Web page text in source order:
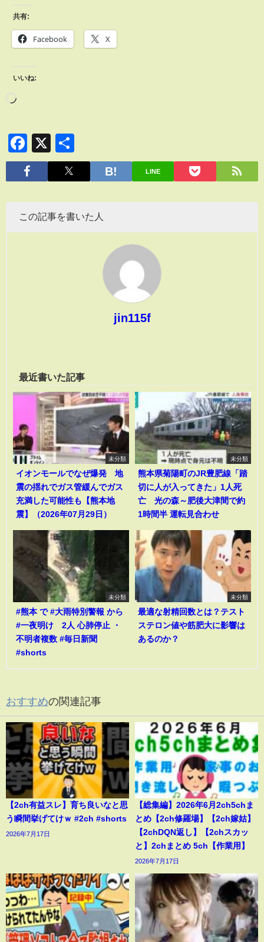
共有:
Facebook X
いいね:
Facebook
X
有
LINE
この記事を書いた人
jin115f
最近書いた記事
未分類
イオンモールでなぜ爆発 地
震の揺れでガス管緩んでガス
充満した可能性も【熊本地
震】（2026年07月29日）
未分類
熊本県菊陽町のJR豊肥線「踏
切に人が入ってきた」1人死
亡 光の森～肥後大津間で約
1時間半 運転見合わせ
未分類
#熊本 で #大雨特別警報 から
#一夜明け 2人 心肺停止 ・
不明者複数 #毎日新聞
#shorts
未分類
最適な射精回数とは？テスト
ステロン値や筋肥大に影響は
あるのか？
おすすめの関連記事
【2ch有益スレ】育ち良いなと思
う瞬間挙げてけｗ #2ch #shorts
2026年7月17日
【総集編】2026年6月2ch5chま
とめ【2ch修羅場】【2ch嫁姑】
【2chDQN返し】【2chスカッ
と】2chまとめ 5ch【作業用】
2026年7月17日